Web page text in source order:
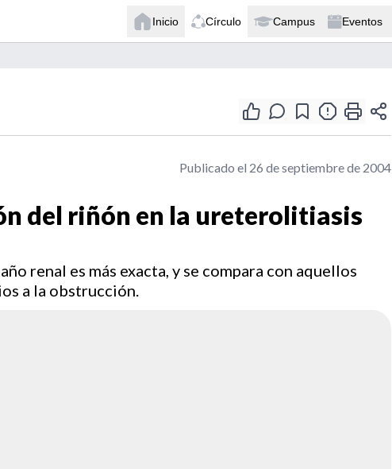
Inicio Círculo Campus Eventos
Publicado el 26 de septiembre de 2004
del riñón en la ureterolitiasis
renal es más exacta, y se compara con aquellos
a la obstrucción.